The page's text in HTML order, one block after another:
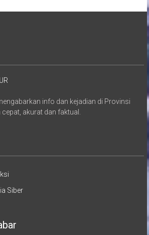
info dan kejadian di Provinsi
akurat dan faktual.
Siber